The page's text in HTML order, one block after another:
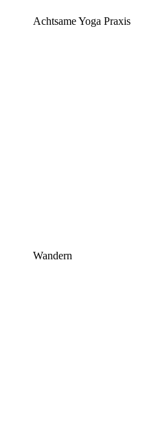
Achtsame Yoga Praxis
Wandern